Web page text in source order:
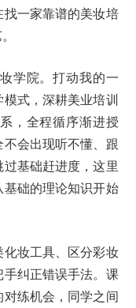
一家靠谱的美妆培
学院。打动我的一
式，深耕美业培训
，全程循序渐进授
会出现听不懂、跟
基础赶进度，这里
础的理论知识开始
化妆工具、区分彩妆
纠正错误手法。课
练机会，同学之间